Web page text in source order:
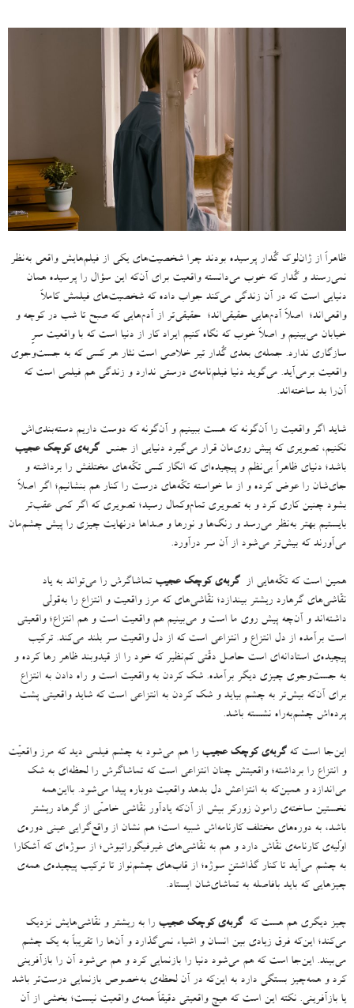
ظاهراً از ژان‌لوک گُدار پرسیده بودند چرا شخصیت‌های یکی از فیلم‌هایش واقعی به‌نظر
نمی‌رسند و گُدار که خوب می‌دانسته واقعیت برای آن‌‌که این سؤال را پرسیده همان
دنیایی است که در آن زندگی می‌کند جواب داده که شخصیت‌های فیلمش کاملاً
واقعی‌اند؛ اصلاً آدم‌هایی حقیقی‌اند؛ حقیقی‌تر از آدم‌هایی که صبح تا شب در کوچه و
خیابان می‌بینیم و اصلاً خوب که نگاه کنیم ایراد کار از دنیا است که با واقعیت سرِ
سازگاری ندارد. جمله‌ی بعدی گُدار تیر خلاصی است نثار هر کسی که به جست‌وجوی
واقعیت برمی‌آید. می‌گوید دنیا فیلم‌نامه‌ی درستی ندارد و زندگی هم فیلمی است که
آن‌را بد ساخته‌اند.
شاید اگر واقعیت را آن‌گونه که هست ببینیم و آن‌گونه که دوست داریم دسته‌بندی‌اش
نکنیم، تصویری که پیش روی‌مان قرار می‌گیرد دنیایی از جنس گربه‌ی کوچک عجیب
باشد؛ دنیای ظاهراً بی‌نظم و پیچیده‌ای که انگار کسی تکّه‌های مختلفش را برداشته و
جای‌شان را عوض کرده و از ما خواسته تکّه‌های درست را کنار هم بنشانیم؛ اگر اصلاً
بشود چنین کاری کرد و به تصویری تمام‌وکمال رسید؛ تصویری که اگر کمی عقب‌تر
بایستیم بهتر به‌نظر می‌رسد و رنگ‌ها و نورها و صداها درنهایت چیزی را پیش چشم‌مان
می‌آورند که بیش‌تر می‌شود از آن سر درآورد.
همین است که تکّه‌هایی از گربه‌ی کوچک عجیب تماشاگرش را می‌تواند به یاد
نقّاشی‌های گرهارد ریشتر بیندازد؛ نقّاشی‌های که مرز واقعیت و انتزاع را به‌قولی
داشته‌اند و آن‌چه پیش روی ما است و می‌بینیم هم واقعیت است و هم انتزاع؛ واقعیتی
است برآمده از دل انتزاع و انتزاعی است که از دل واقعیت سر بلند می‌کند. ترکیب
پیچیده‌ی استادانه‌ای است حاصل دقّتی کم‌نظیر که خود را از قیدوبند ظاهر رها کرده و
به جست‌وجوی چیزی دیگر برآمده. شک کردن به واقعیت است و راه دادن به انتزاع
برای آن‌که بیش‌تر به چشم بیاید و شک کردن به انتزاعی است که شاید واقعیتی پشت
پرده‌اش چشم‌به‌راه نشسته باشد.
این‌جا است که گربه‌ی کوچک عجیب را هم می‌شود به چشم فیلمی دید که مرز واقعیّت
و انتزاع را برداشته؛ واقعیتش چنان انتزاعی است که تماشاگرش را لحظه‌ای به شک
می‌اندازد و همین‌که به انتزاعش دل بدهد واقعیت دوباره پیدا می‌شود. بااین‌همه
نخستین ساخته‌ی رامون زورکر بیش از آن‌‌که یادآور نقّاشی خاصّی از گرهاد ریشتر
باشد، به دوره‌‌های مختلف کارنامه‌اش شبیه است؛ هم نشان از واقع‌گرایی عینی دوره‌ی
اوّلیه‌ی کارنامه‌ی نقّاش دارد و هم به نقّاشی‌های غیرفیگوراتیوش؛ از سوژه‌ای که آشکارا
به چشم می‌آید تا کنار گذاشتنِ سوژه؛ از قاب‌های چشم‌نواز تا ترکیب پیچیده‌ی همه‌ی
چیزهایی که باید بافاصله به تماشای‌شان ایستاد.
چیز دیگری هم هست که گربه‌ی کوچک عجیب را به ریشتر و نقّاشی‌هایش نزدیک
می‌کند؛ این‌که فرق زیادی بین انسان و اشیاء نمی‌گذارد و آن‌ها را تقریباً به یک چشم
می‌بیند. این‌جا است که هم می‌شود دنیا را بازنمایی کرد و هم می‌شود آن‌ را بازآفرینی
کرد و همه‌چیز بستگی دارد به این‌که در آن لحظه‌ی به‌خصوص بازنمایی درست‌تر باشد
یا بازآفرینی. نکته این است که هیچ‌ واقعیتی دقیقاً همه‌ی واقعیت نیست؛ بخشی از آن